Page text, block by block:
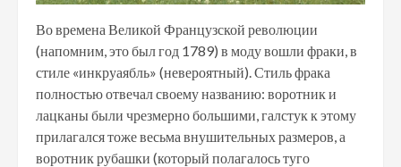
Во времена Великой Французской революции
(напомним, это был год 1789) в моду вошли фраки, в
стиле «инкруаябль» (невероятный). Стиль фрака
полностью отвечал своему названию: воротник и
лацканы были чрезмерно большими, галстук к этому
прилагался тоже весьма внушительных размеров, а
воротник рубашки (который полагалось туго